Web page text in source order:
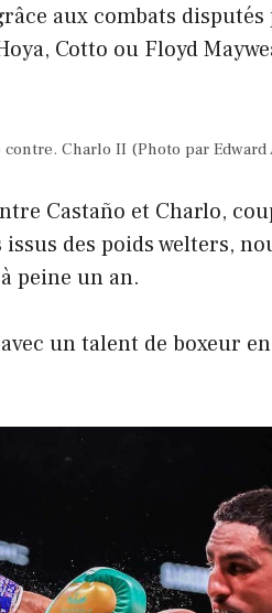
aux combats disputés
Cotto ou Floyd
contre. Charlo II (Photo par
Castaño et Charlo,
des poids welters,
peine un an.
un talent de boxeur